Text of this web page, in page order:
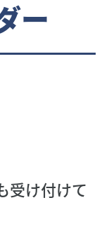
ー
受け付けて